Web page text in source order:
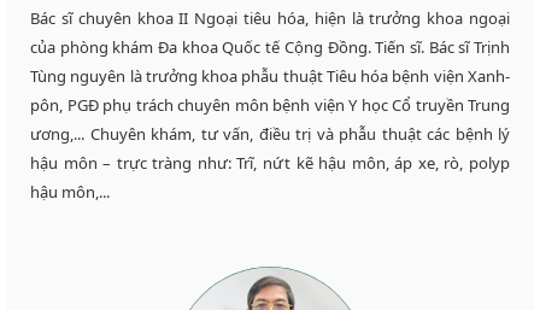
Bác sĩ chuyên khoa II Ngoại tiêu hóa, hiện là trưởng khoa ngoại
của phòng khám Đa khoa Quốc tế Cộng Đồng. Tiến sĩ. Bác sĩ Trịnh
Tùng nguyên là trưởng khoa phẫu thuật Tiêu hóa bệnh viện Xanh-
pôn, PGĐ phụ trách chuyên môn bệnh viện Y học Cổ truyền Trung
ương,... Chuyên khám, tư vấn, điều trị và phẫu thuật các bệnh lý
hậu môn – trực tràng như: Trĩ, nứt kẽ hậu môn, áp xe, rò, polyp
hậu môn,...